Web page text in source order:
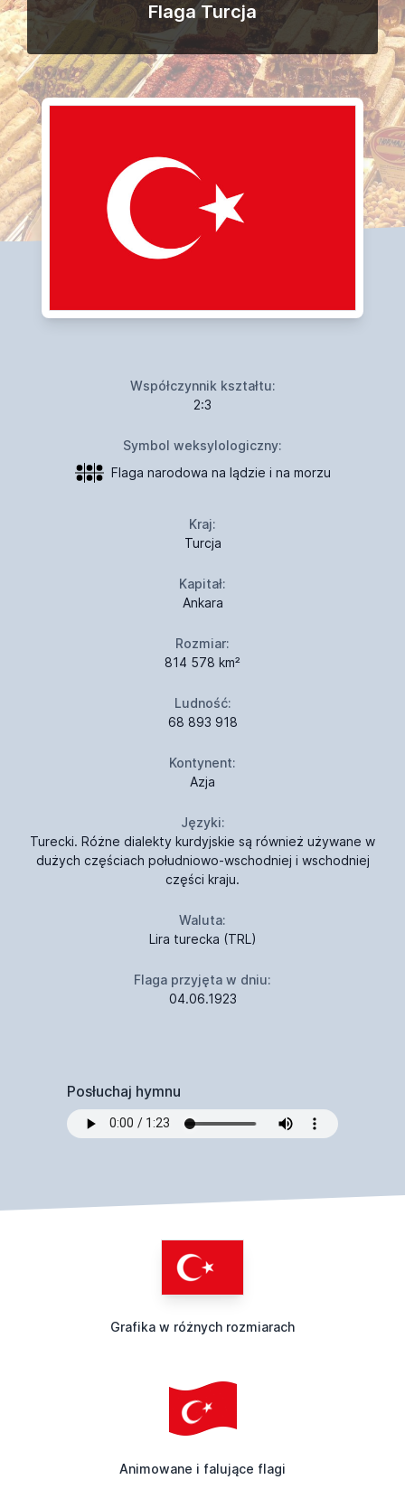
Flaga Turcja
Współczynnik kształtu:
2:3
Symbol weksylologiczny:
Flaga narodowa na lądzie i na morzu
Kraj:
Turcja
Kapitał:
Ankara
Rozmiar:
814 578 km²
Ludność:
68 893 918
Kontynent:
Azja
Języki:
Turecki. Różne dialekty kurdyjskie są również używane w
dużych częściach południowo-wschodniej i wschodniej
części kraju.
Waluta:
Lira turecka (TRL)
Flaga przyjęta w dniu:
04.06.1923
Posłuchaj hymnu
Grafika w różnych rozmiarach
Animowane i falujące flagi